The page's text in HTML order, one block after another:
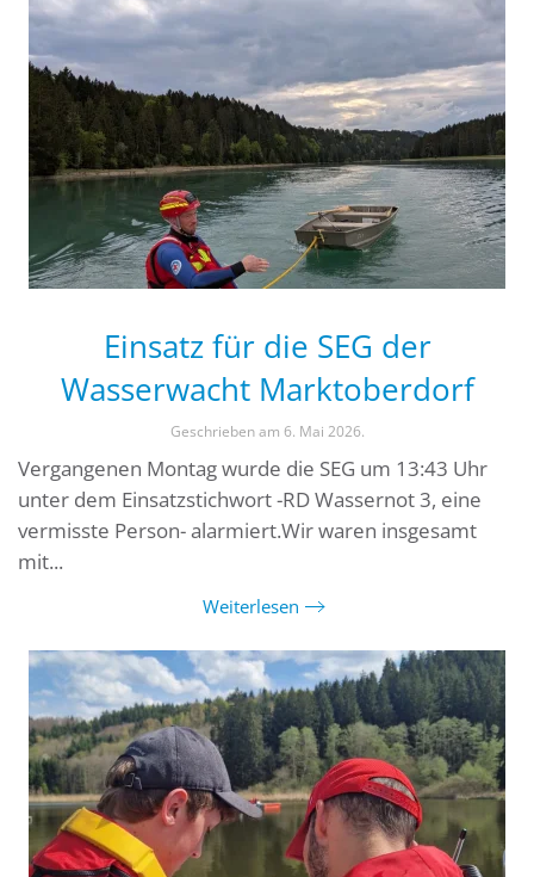
Einsatz für die SEG der
Wasserwacht Marktoberdorf
Geschrieben am 6. Mai 2026.
Vergangenen Montag wurde die SEG um 13:43 Uhr
unter dem Einsatzstichwort -RD Wassernot 3, eine
vermisste Person- alarmiert.Wir waren insgesamt
mit...
Weiterlesen